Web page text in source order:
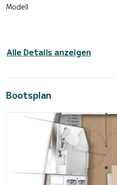
Modell
Alle Details anzeigen
Bootsplan